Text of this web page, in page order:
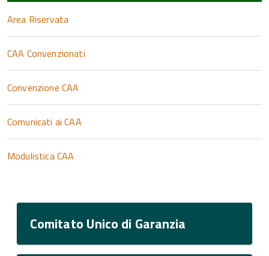
Area Riservata
CAA Convenzionati
Convenzione CAA
Comunicati ai CAA
Modulistica CAA
Comitato Unico di Garanzia